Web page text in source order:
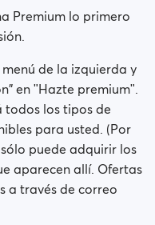
rechazada
/ ApplePay /
Premium lo primero
de la izquierda y
en ʺHazte premiumʺ.
todos los tipos de
para usted. (Por
puede adquirir los
aparecen allí. Ofertas
a través de correo